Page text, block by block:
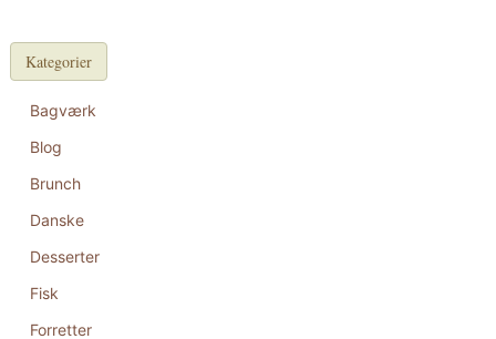
Kategorier
Bagværk
Blog
Brunch
Danske
Desserter
Fisk
Forretter